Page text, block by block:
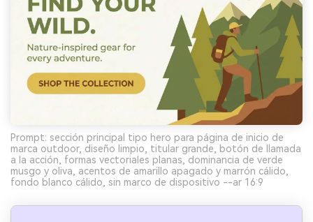
Prompt: sección principal tipo hero para página de inicio de
marca outdoor, diseño limpio, titular grande, botón de llamada
a la acción, formas vectoriales planas, dominancia de verde
musgo y oliva, acentos de amarillo apagado y marrón cálido,
fondo blanco cálido, sin marco de dispositivo --ar 16:9